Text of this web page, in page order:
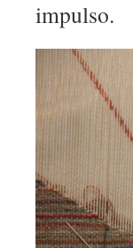
impulso.